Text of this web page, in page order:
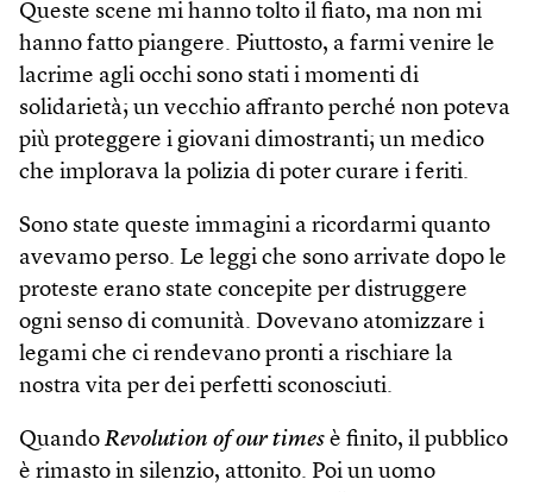
Queste scene mi hanno tolto il fiato, ma non mi
hanno fatto piangere. Piuttosto, a farmi venire le
lacrime agli occhi sono stati i momenti di
solidarietà; un vecchio affranto perché non poteva
più proteggere i giovani dimostranti; un medico
che implorava la polizia di poter curare i feriti.
Sono state queste immagini a ricordarmi quanto
avevamo perso. Le leggi che sono arrivate dopo le
proteste erano state concepite per distruggere
ogni senso di comunità. Dovevano atomizzare i
legami che ci rendevano pronti a rischiare la
nostra vita per dei perfetti sconosciuti.
Quando Revolution of our times è finito, il pubblico
è rimasto in silenzio, attonito. Poi un uomo